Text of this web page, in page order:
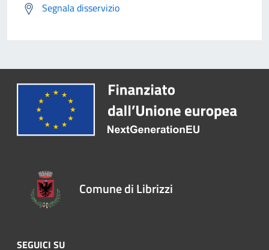
Segnala disservizio
Comune di Librizzi
SEGUICI SU